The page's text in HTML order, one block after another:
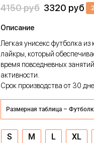
4150руб
Первоначальная
цена
составляла
4150 руб
3320 руб
Текущая
цена:
3320 руб
Описание
Легкая унисекс футболка
лайкры, который
время повседневных
активности.
Срок производства от 30
Размерная таблица –
S M L XL